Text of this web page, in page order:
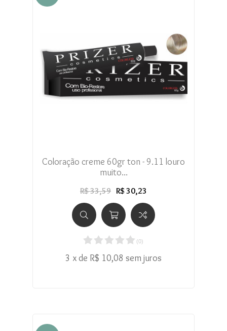
Coloração creme 60gr ton - 9.11 louro
muito...
R$ 33,59 R$ 30,23
(0)
3 x de R$ 10,08 sem juros